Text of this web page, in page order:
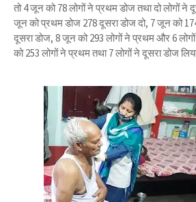
तो 4 जून को 78 लोगों ने प्रथम डोज तथा दो लोगों ने
जून को प्रथम डोज 278 दूसरा डोज दो, 7 जून को
दूसरा डोज, 8 जून को 293 लोगों ने प्रथम और 6
को 253 लोगों ने प्रथम तथा 7 लोगों ने दूसरा डोज